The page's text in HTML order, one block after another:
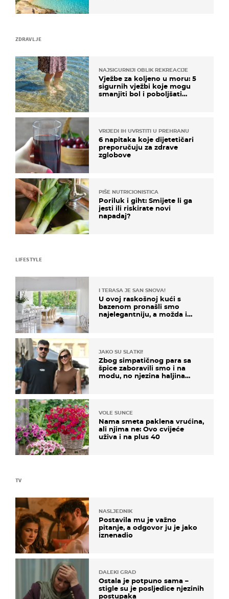
ZDRAVLJE
NAJSIGURNIJI OBLIK REKREACIJE
Vježbe za koljeno u moru: 5
sigurnih vježbi koje mogu
smanjiti bol i poboljšati
VRIJEDI IH UVRSTITI U PREHRANU
6 napitaka koje dijetetičari
preporučuju za zdrave
zglobove
PIŠE NUTRICIONISTICA
Poriluk i giht: Smijete li ga
jesti ili riskirate novi
napadaj?
TV
NASLJEDNIK
Postavila mu je važno
pitanje, a odgovor ju je jako
iznenadio
DALEKI GRAD
Ostala je potpuno sama –
stigle su je posljedice njezinih
postupaka
LIFESTYLE
I TERASA JE SAN SNOVA!
U ovoj raskošnoj kući s
bazenom pronašli smo
najelegantniju, a možda i
JAKO SU SLATKI!
Zbog simpatičnog para sa
špice zaboravili smo i na
modu, no njezina haljina
VOLE SUNCE
Nama smeta paklena vrućina,
ali njima ne: Ovo cvijeće
uživa i na plus 40